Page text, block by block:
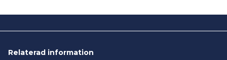
Relaterad information